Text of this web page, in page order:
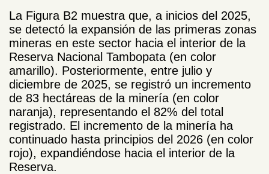
La Figura B2 muestra que, a inicios del 2025,
se detectó la expansión de las primeras zonas
mineras en este sector hacia el interior de la
Reserva Nacional Tambopata (en color
amarillo). Posteriormente, entre julio y
diciembre de 2025, se registró un incremento
de 83 hectáreas de la minería (en color
naranja), representando el 82% del total
registrado. El incremento de la minería ha
continuado hasta principios del 2026 (en color
rojo), expandiéndose hacia el interior de la
Reserva.